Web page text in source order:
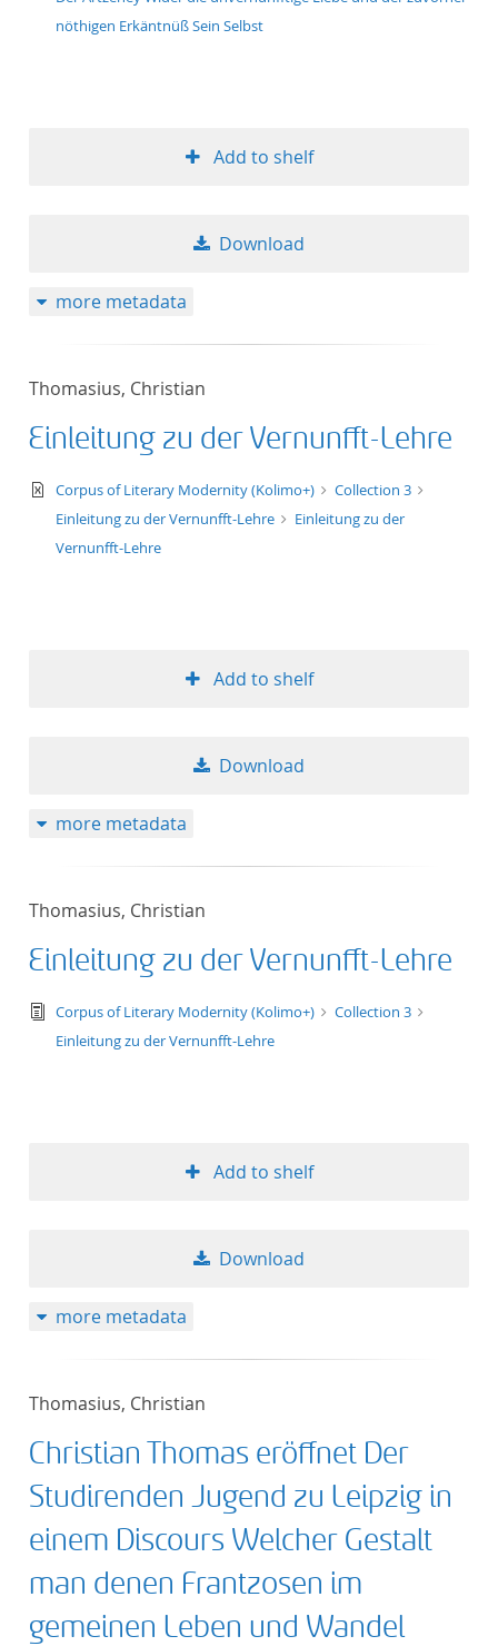
nöthigen Erkäntnüß Sein Selbst
Add to shelf
Download
more metadata
Thomasius, Christian
Einleitung zu der Vernunfft-Lehre
text/xml
Corpus of Literary Modernity (Kolimo+)
Collection 3
Einleitung zu der Vernunfft-Lehre
Einleitung zu der
Vernunfft-Lehre
Add to shelf
Download
more metadata
Thomasius, Christian
Einleitung zu der Vernunfft-Lehre
text/tg.edition+tg.aggregation+xml
Corpus of Literary Modernity (Kolimo+)
Collection 3
Einleitung zu der Vernunfft-Lehre
Add to shelf
Download
more metadata
Thomasius, Christian
Christian Thomas eröffnet Der
Studirenden Jugend zu Leipzig in
einem Discours Welcher Gestalt
man denen Frantzosen im
gemeinen Leben und Wandel